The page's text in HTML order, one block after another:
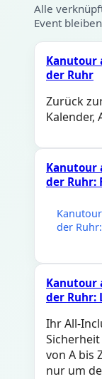
Alle
Event
Kanutour
der Ruhr
Zurück
Kalender,
Kanutour
der Ruhr:
der
Kanutour
der Ruhr:
Ihr All-
von A bis
nur um